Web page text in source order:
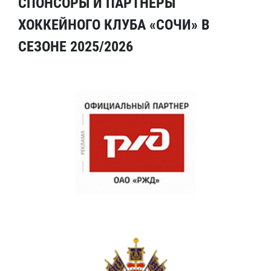
ХОККЕЙНОГО КЛУБА «СОЧИ» В
СЕЗОНЕ 2025/2026